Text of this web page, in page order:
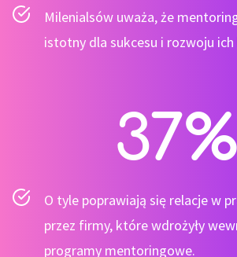
Milenialsów uważa, że
istotny dla sukcesu i rozwoju ich
37%
O tyle poprawiają się relacje w
przez firmy, które wdrożyły
programy mentoringowe​.